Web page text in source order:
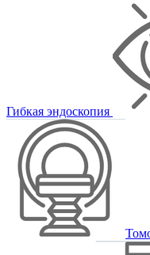
Гибкая эндоскопия